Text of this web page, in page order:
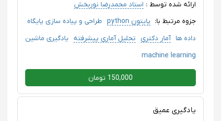
ارائه شده توسط : استاد محمدرضا نوربخش
جزوه مرتبط با: پایتون python
طراحی و پیاده سازی پایگاه
داده ها آمار دکتری تحلیل آماری پیشرفته
یادگیری ماشین
machine learning
150,000 تومان
یادگیری عمیق